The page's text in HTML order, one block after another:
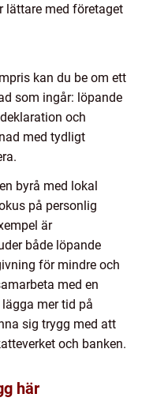
lättare med företaget
kan du be om ett
som ingår: löpande
och
med tydligt
byrå med lokal
på personlig
är
både löpande
för mindre och
med en
mer tid på
sig trygg med att
och banken.
här